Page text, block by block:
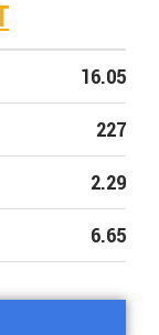
16.05
227
2.29
6.65